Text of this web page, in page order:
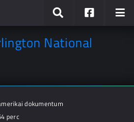
National
dokumentum
perc